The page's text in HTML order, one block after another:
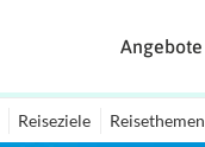
Angebote
Reiseziele Reisethemen